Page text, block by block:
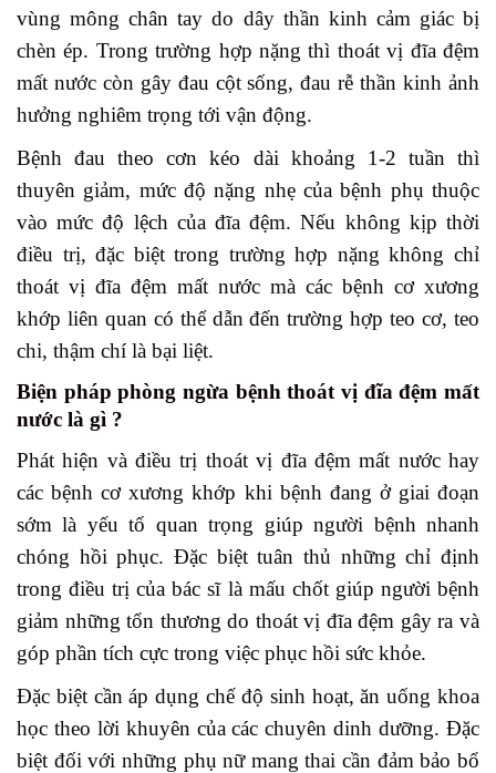
vùng mông chân tay do dây thần kinh cảm giác bị
chèn ép. Trong trường hợp nặng thì thoát vị đĩa đệm
mất nước còn gây đau cột sống, đau rễ thần kinh ảnh
hưởng nghiêm trọng tới vận động.
Bệnh đau theo cơn kéo dài khoảng 1-2 tuần thì
thuyên giảm, mức độ nặng nhẹ của bệnh phụ thuộc
vào mức độ lệch của đĩa đệm. Nếu không kịp thời
điều trị, đặc biệt trong trường hợp nặng không chỉ
thoát vị đĩa đệm mất nước mà các bệnh cơ xương
khớp liên quan có thể dẫn đến trường hợp teo cơ, teo
chi, thậm chí là bại liệt.
Biện pháp phòng ngừa bệnh thoát vị đĩa đệm mất
nước là gì ?
Phát hiện và điều trị thoát vị đĩa đệm mất nước hay
các bệnh cơ xương khớp khi bệnh đang ở giai đoạn
sớm là yếu tố quan trọng giúp người bệnh nhanh
chóng hồi phục. Đặc biệt tuân thủ những chỉ định
trong điều trị của bác sĩ là mấu chốt giúp người bệnh
giảm những tổn thương do thoát vị đĩa đệm gây ra và
góp phần tích cực trong việc phục hồi sức khỏe.
Đặc biệt cần áp dụng chế độ sinh hoạt, ăn uống khoa
học theo lời khuyên của các chuyên dinh dưỡng. Đặc
biệt đối với những phụ nữ mang thai cần đảm bảo bổ